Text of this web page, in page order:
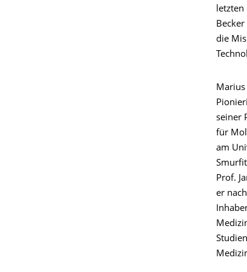
letzten
die
Marius
seiner
für
am
Prof.
er